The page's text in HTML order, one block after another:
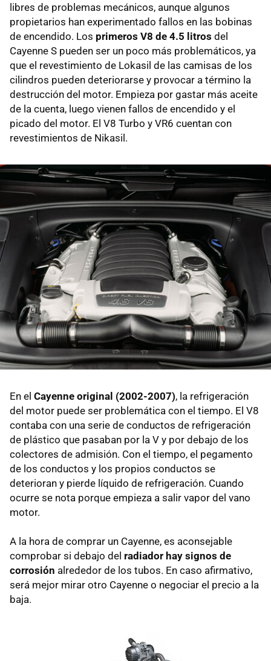
libres de problemas mecánicos, aunque algunos
propietarios han experimentado fallos en las bobinas
de encendido. Los primeros V8 de 4.5 litros del
Cayenne S pueden ser un poco más problemáticos, ya
que el revestimiento de Lokasil de las camisas de los
cilindros pueden deteriorarse y provocar a término la
destrucción del motor. Empieza por gastar más aceite
de la cuenta, luego vienen fallos de encendido y el
picado del motor. El V8 Turbo y VR6 cuentan con
revestimientos de Nikasil.
En el Cayenne original (2002-2007), la refrigeración
del motor puede ser problemática con el tiempo. El V8
contaba con una serie de conductos de refrigeración
de plástico que pasaban por la V y por debajo de los
colectores de admisión. Con el tiempo, el pegamento
de los conductos y los propios conductos se
deterioran y pierde líquido de refrigeración. Cuando
ocurre se nota porque empieza a salir vapor del vano
motor.
A la hora de comprar un Cayenne, es aconsejable
comprobar si debajo del radiador hay signos de
corrosión alrededor de los tubos. En caso afirmativo,
será mejor mirar otro Cayenne o negociar el precio a la
baja.